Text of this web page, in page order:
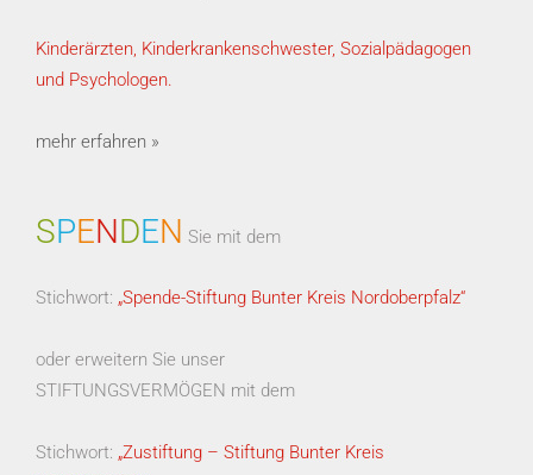
Kinderärzten, Kinderkrankenschwester, Sozialpädagogen
und Psychologen.
mehr erfahren »
SPENDEN Sie mit dem
Stichwort: „Spende-Stiftung Bunter Kreis Nordoberpfalz“
oder erweitern Sie unser
STIFTUNGSVERMÖGEN mit dem
Stichwort: „Zustiftung – Stiftung Bunter Kreis